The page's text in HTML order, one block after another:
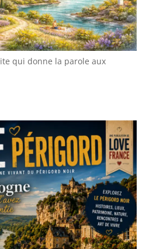
qui donne la parole aux